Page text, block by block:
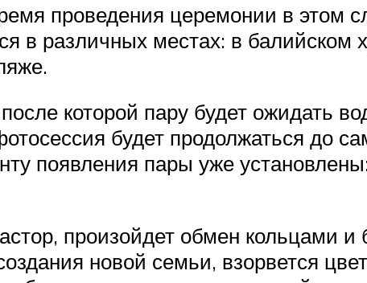
проведения церемонии в этом
в различных местах: в балийском
которой пару будет ожидать
будет продолжаться до
появления пары уже
произойдет обмен кольцами и
новой семьи, взорвется